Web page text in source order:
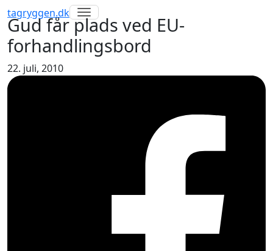
tagryggen.dk Toggle navigation
Gud får plads ved EU-
forhandlingsbord
22. juli, 2010